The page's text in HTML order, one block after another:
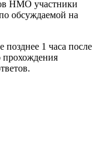
НМО участники
обсуждаемой на
1 часа после
прохождения